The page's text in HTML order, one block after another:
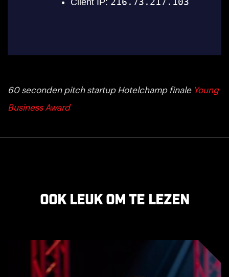
60 seconden pitch startup Hotelchamp finale Young
Business Award
Ook leuk om te lezen